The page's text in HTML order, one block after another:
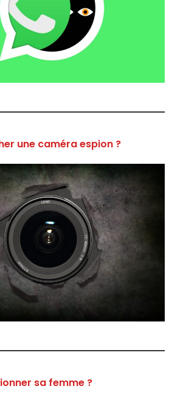
une caméra espion ?
sa femme ?